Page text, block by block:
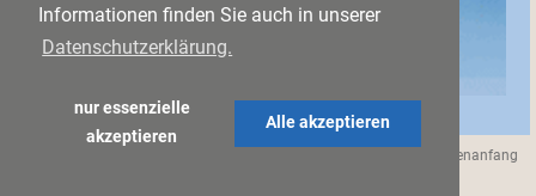
Informationen finden Sie auch in unserer
Datenschutzerklärung.
nur essenzielle
akzeptieren
Alle akzeptieren
Hier geht’szu den Informationen
Zum Seitenanfang